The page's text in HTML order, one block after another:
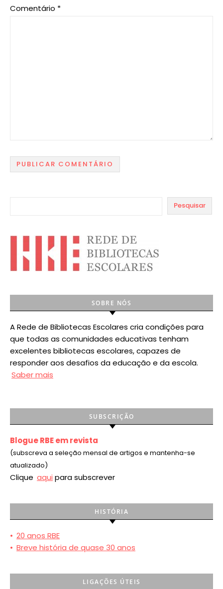
Comentário *
Pesquisar
SOBRE NÓS
A Rede de Bibliotecas Escolares cria condições para
que todas as comunidades educativas tenham
excelentes bibliotecas escolares, capazes de
responder aos desafios da educação e da escola.
Saber mais
SUBSCRIÇÃO
Blogue RBE em revista
(subscreva a seleção mensal de artigos e mantenha-se
atualizado)
Clique aqui para subscrever
HISTÓRIA
• 20 anos RBE
• Breve história de quase 30 anos
LIGAÇÕES ÚTEIS